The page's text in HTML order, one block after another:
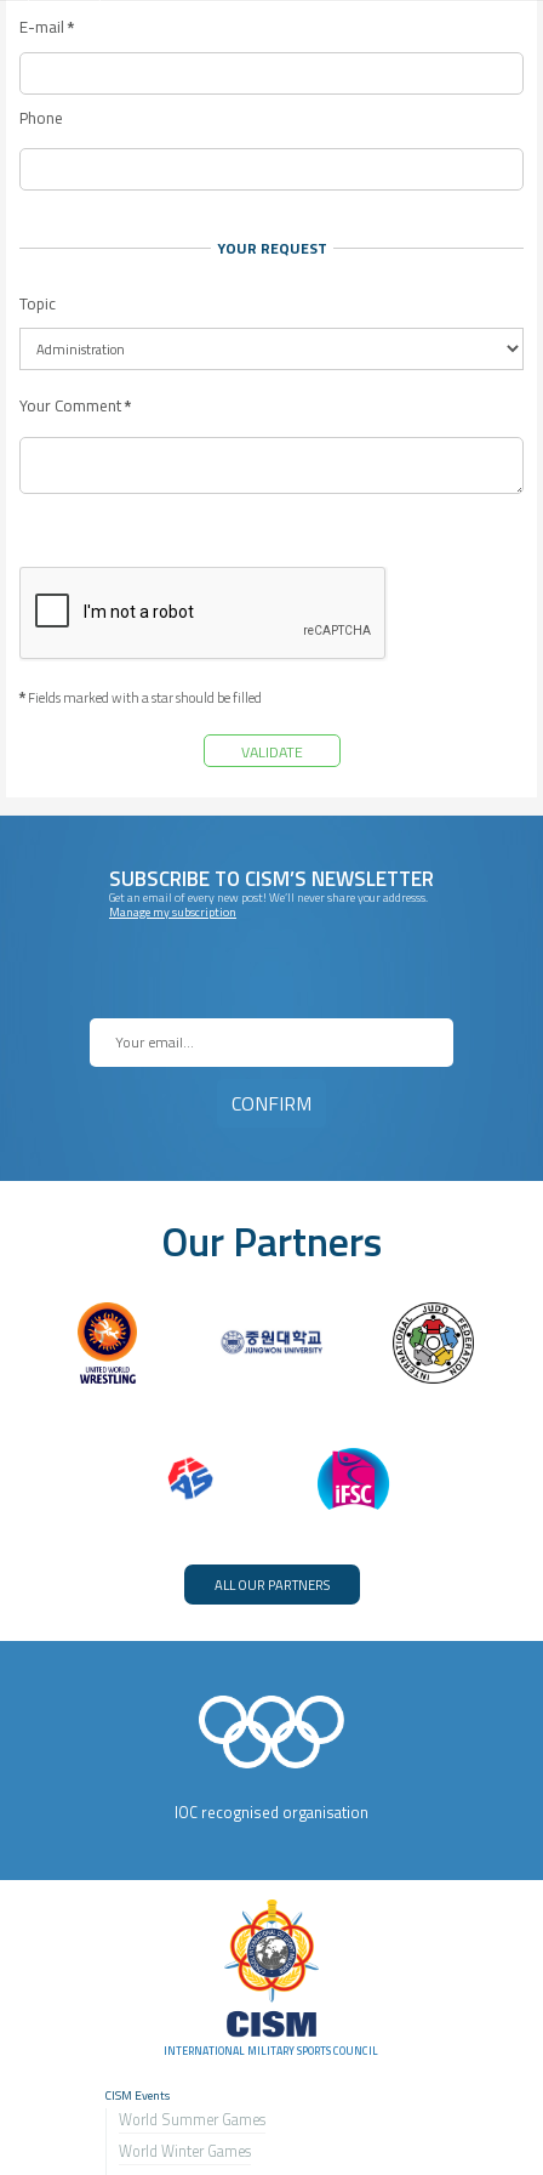
E-mail*
Phone
YOUR REQUEST
Topic
Your Comment*
* Fields marked with a star should be filled
SUBSCRIBE TO CISM’S NEWSLETTER
Get an email of every new post! We’ll never share your addresss.
Manage my subscription
Our Partners
ALL OUR PARTNERS
IOC recognised organisation
INTERNATIONAL MILITARY SPORTS COUNCIL
CISM Events
World Summer Games
World Winter Games